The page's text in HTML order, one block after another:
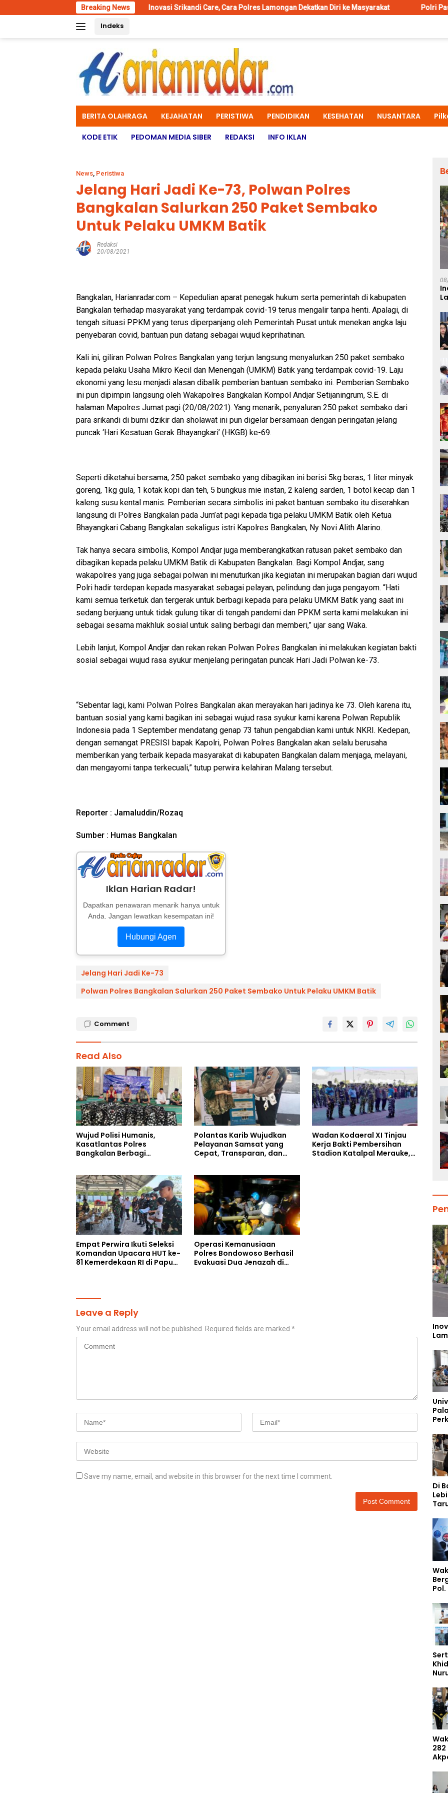
to
Breaking News
Inovasi Srikandi Care, Cara Polres Lamongan Dekatkan Diri ke Masyarakat Polri Pastikan Proses
Indeks
BERITA OLAHRAGA KEJAHATAN PERISTIWA PENDIDIKAN KESEHATAN NUSANTARA
KODE ETIK PEDOMAN MEDIA SIBER REDAKSI INFO IKLAN
News, Peristiwa
Jelang Hari Jadi Ke-73, Polwan Polres
Bangkalan Salurkan 250 Paket Sembako
Untuk Pelaku UMKM Batik
Redaksi
20/08/2021
Bangkalan, Harianradar.com – Kepedulian aparat penegak hukum serta pemerintah di kabupaten
Bangkalan terhadap masyarakat yang terdampak covid-19 terus mengalir tanpa henti. Apalagi, di
tengah situasi PPKM yang terus diperpanjang oleh Pemerintah Pusat untuk menekan angka laju
penyebaran covid, bantuan pun datang sebagai wujud keprihatinan.
Kali ini, giliran Polwan Polres Bangkalan yang terjun langsung menyalurkan 250 paket sembako
kepada pelaku Usaha Mikro Kecil dan Menengah (UMKM) Batik yang terdampak covid-19. Laju
ekonomi yang lesu menjadi alasan dibalik pemberian bantuan sembako ini. Pemberian Sembako
ini pun dipimpin langsung oleh Wakapolres Bangkalan Kompol Andjar Setijaningrum, S.E. di
halaman Mapolres Jumat pagi (20/08/2021). Yang menarik, penyaluran 250 paket sembako dari
para srikandi di bumi dzikir dan sholawat ini pun digelar bersamaan dengan peringatan jelang
puncak ‘Hari Kesatuan Gerak Bhayangkari’ (HKGB) ke-69.
Seperti diketahui bersama, 250 paket sembako yang dibagikan ini berisi 5kg beras, 1 liter minyak
goreng, 1kg gula, 1 kotak kopi dan teh, 5 bungkus mie instan, 2 kaleng sarden, 1 botol kecap dan 1
kaleng susu kental manis. Pemberian secara simbolis ini paket bantuan sembako itu diserahkan
langsung di Polres Bangkalan pada Jum’at pagi kepada tiga pelaku UMKM Batik oleh Ketua
Bhayangkari Cabang Bangkalan sekaligus istri Kapolres Bangkalan, Ny Novi Alith Alarino.
Tak hanya secara simbolis, Kompol Andjar juga memberangkatkan ratusan paket sembako dan
dibagikan kepada pelaku UMKM Batik di Kabupaten Bangkalan. Bagi Kompol Andjar, sang
wakapolres yang juga sebagai polwan ini menuturkan jika kegiatan ini merupakan bagian dari wujud
Polri hadir terdepan kepada masyarakat sebagai pelayan, pelindung dan juga pengayom. “Hati
kami semua terketuk dan tergerak untuk berbagi kepada para pelaku UMKM Batik yang saat ini
sedang berjuang untuk tidak gulung tikar di tengah pandemi dan PPKM serta kami melakukan ini
sebagai sesama makhluk sosial untuk saling berbagi dan memberi,” ujar sang Waka.
Lebih lanjut, Kompol Andjar dan rekan rekan Polwan Polres Bangkalan ini melakukan kegiatan bakti
sosial sebagai wujud rasa syukur menjelang peringatan puncak Hari Jadi Polwan ke-73.
“Sebentar lagi, kami Polwan Polres Bangkalan akan merayakan hari jadinya ke 73. Oleh karena itu,
bantuan sosial yang kami bagikan ini sebagai wujud rasa syukur kami karena Polwan Republik
Indonesia pada 1 September mendatang genap 73 tahun pengabdian kami untuk NKRI. Kedepan,
dengan semangat PRESISI bapak Kapolri, Polwan Polres Bangkalan akan selalu berusaha
memberikan yang terbaik kepada masyarakat di kabupaten Bangkalan dalam menjaga, melayani,
dan mengayomi tanpa terkecuali,” tutup perwira kelahiran Malang tersebut.
Reporter : Jamaluddin/Rozaq
Sumber : Humas Bangkalan
Iklan Harian Radar!
Dapatkan penawaran menarik hanya untuk
Anda. Jangan lewatkan kesempatan ini!
Hubungi Agen
Jelang Hari Jadi Ke-73
Polwan Polres Bangkalan Salurkan 250 Paket Sembako Untuk Pelaku UMKM Batik
Comment
Read Also
Wujud Polisi Humanis,
Kasatlantas Polres
Bangkalan Berbagi
Ahmad Ibrahim
Polantas Karib Wujudkan
Pelayanan Samsat yang
Cepat, Transparan, dan
Wadan Kodaeral XI Tinjau
Kerja Bakti Pembersihan
Stadion Katalpal Merauke,
Empat Perwira Ikuti Seleksi
Komandan Upacara HUT ke-
81 Kemerdekaan RI di Papua
Operasi Kemanusiaan
Polres Bondowoso Berhasil
Evakuasi Dua Jenazah di
Leave a Reply
Your email address will not be published. Required fields are marked *
Save my name, email, and website in this browser for the next time I comment.
Di
282